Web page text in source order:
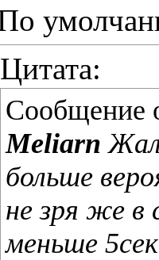
Цитата:
Сообщение
Meliarn
больше
не зря же в
меньше